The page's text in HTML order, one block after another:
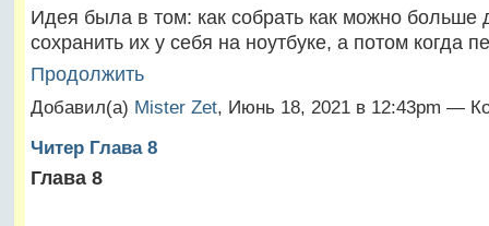
Идея была в том: как собрать как можно больше
сохранить их у себя на ноутбуке, а потом когда
Продолжить
Добавил(а) Mister Zet, Июнь 18, 2021 в 12:43pm —
Читер Глава 8
Глава 8